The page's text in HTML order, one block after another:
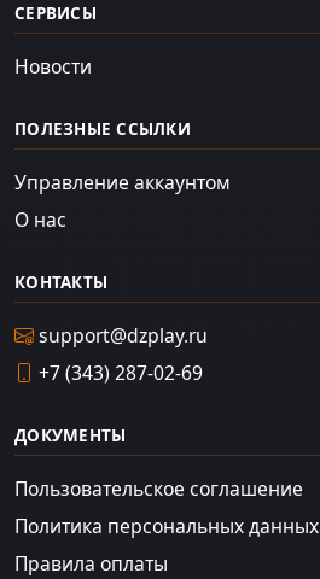
СЕРВИСЫ
Новости
ПОЛЕЗНЫЕ ССЫЛКИ
Управление аккаунтом
О нас
КОНТАКТЫ
support@dzplay.ru
+7 (343) 287-02-69
ДОКУМЕНТЫ
Пользовательское соглашение
Политика персональных данных
Правила оплаты